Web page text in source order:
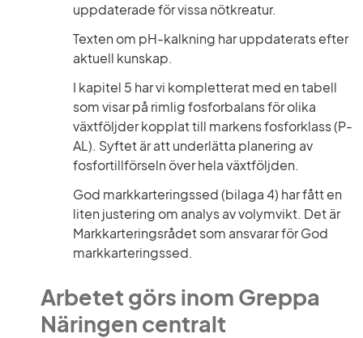
uppdaterade för vissa nötkreatur.
Texten om pH-kalkning har uppdaterats efter
aktuell kunskap.
I kapitel 5 har vi kompletterat med en tabell
som visar på rimlig fosforbalans för olika
växtföljder kopplat till markens fosforklass (P-
AL). Syftet är att underlätta planering av
fosfortillförseln över hela växtföljden.
God markkarteringssed (bilaga 4) har fått en
liten justering om analys av volymvikt. Det är
Markkarteringsrådet som ansvarar för God
markkarteringssed.
Arbetet görs inom Greppa
Näringen centralt